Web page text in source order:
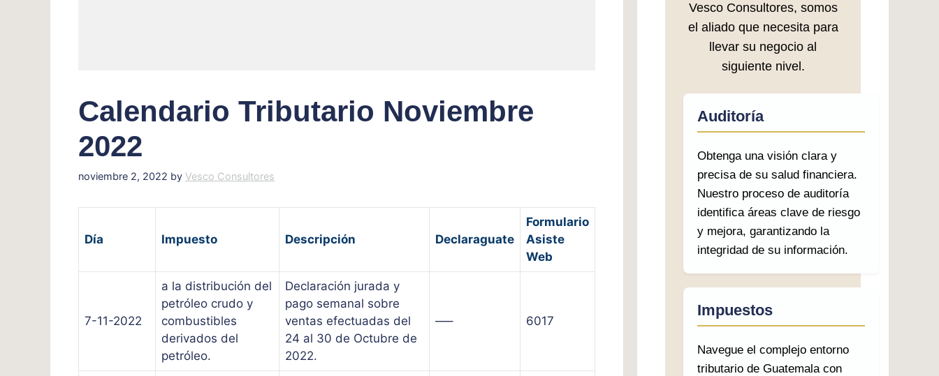
Calendario Tributario Noviembre
2022
noviembre 2, 2022 by Vesco Consultores
Día Impuesto Descripción Declaraguate
Formulario
Asiste
Web
7-11-2022
a la distribución del
petróleo crudo y
combustibles
derivados del
petróleo.
Declaración jurada y
pago semanal sobre
ventas efectuadas del
24 al 30 de Octubre de
2022.
—– 6017
Vesco Consultores, somos
el aliado que necesita para
llevar su negocio al
siguiente nivel.
Auditoría
Obtenga una visión clara y
precisa de su salud financiera.
Nuestro proceso de auditoría
identifica áreas clave de riesgo
y mejora, garantizando la
integridad de su información.
Impuestos
Navegue el complejo entorno
tributario de Guatemala con